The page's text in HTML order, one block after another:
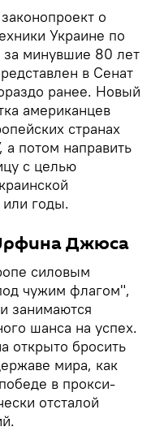
о
Украине по
за минувшие 80 лет
в Сенат
ранее. Новый
американцев
странах
потом направить
с целью
годы.
Джюса
силовым
чужим флагом",
занимаются
шанса на успех.
открыто бросить
мира, как
в прокси-
отсталой